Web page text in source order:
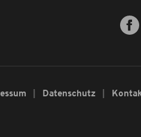
Datenschutz